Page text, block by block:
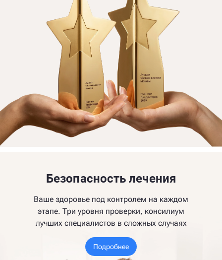
Безопасность лечения
Ваше здоровье под контролем на каждом
этапе. Три уровня проверки, консилиум
лучших специалистов в сложных случаях
Подробнее